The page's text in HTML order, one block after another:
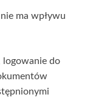
ma wpływu
logowanie do